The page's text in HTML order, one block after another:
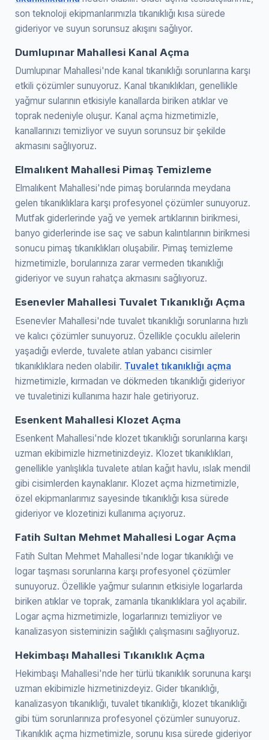
son teknoloji ekipmanlarımızla tıkanıklığı kısa sürede
gideriyor ve suyun sorunsuz akışını sağlıyor.
Dumlupınar Mahallesi Kanal Açma
Dumlupınar Mahallesi'nde kanal tıkanıklığı sorunlarına karşı
etkili çözümler sunuyoruz. Kanal tıkanıklıkları, genellikle
yağmur sularının etkisiyle kanallarda biriken atıklar ve
toprak nedeniyle oluşur. Kanal açma hizmetimizle,
kanallarınızı temizliyor ve suyun sorunsuz bir şekilde
akmasını sağlıyoruz.
Elmalıkent Mahallesi Pimaş Temizleme
Elmalıkent Mahallesi'nde pimaş borularında meydana
gelen tıkanıklıklara karşı profesyonel çözümler sunuyoruz.
Mutfak giderlerinde yağ ve yemek artıklarının birikmesi,
banyo giderlerinde ise saç ve sabun kalıntılarının birikmesi
sonucu pimaş tıkanıklıkları oluşabilir. Pimaş temizleme
hizmetimizle, borularınıza zarar vermeden tıkanıklığı
gideriyor ve suyun rahatça akmasını sağlıyoruz.
Esenevler Mahallesi Tuvalet Tıkanıklığı Açma
Esenevler Mahallesi'nde tuvalet tıkanıklığı sorunlarına hızlı
ve kalıcı çözümler sunuyoruz. Özellikle çocuklu ailelerin
yaşadığı evlerde, tuvalete atılan yabancı cisimler
tıkanıklıklara neden olabilir. Tuvalet tıkanıklığı açma
hizmetimizle, kırmadan ve dökmeden tıkanıklığı gideriyor
ve tuvaletinizi kullanıma hazır hale getiriyoruz.
Esenkent Mahallesi Klozet Açma
Esenkent Mahallesi'nde klozet tıkanıklığı sorunlarına karşı
uzman ekibimizle hizmetinizdeyiz. Klozet tıkanıklıkları,
genellikle yanlışlıkla tuvalete atılan kağıt havlu, ıslak mendil
gibi cisimlerden kaynaklanır. Klozet açma hizmetimizle,
özel ekipmanlarımız sayesinde tıkanıklığı kısa sürede
gideriyor ve klozetinizi kullanıma açıyoruz.
Fatih Sultan Mehmet Mahallesi Logar Açma
Fatih Sultan Mehmet Mahallesi'nde logar tıkanıklığı ve
logar taşması sorunlarına karşı profesyonel çözümler
sunuyoruz. Özellikle yağmur sularının etkisiyle logarlarda
biriken atıklar ve toprak, zamanla tıkanıklıklara yol açabilir.
Logar açma hizmetimizle, logarlarınızı temizliyor ve
kanalizasyon sisteminizin sağlıklı çalışmasını sağlıyoruz.
Hekimbaşı Mahallesi Tıkanıklık Açma
Hekimbaşı Mahallesi'nde her türlü tıkanıklık sorununa karşı
uzman ekibimizle hizmetinizdeyiz. Gider tıkanıklığı,
kanalizasyon tıkanıklığı, tuvalet tıkanıklığı, klozet tıkanıklığı
gibi tüm sorunlarınıza profesyonel çözümler sunuyoruz.
Tıkanıklık açma hizmetimizle, sorunu kısa sürede gideriyor